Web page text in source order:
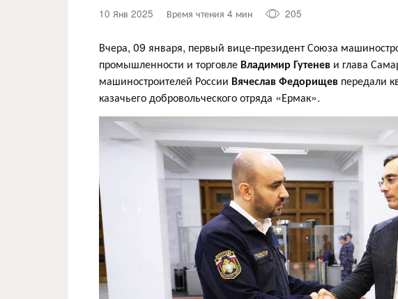
10 Янв 2025 Время чтения 4 мин 205
Вчера, 09 января, первый вице-президент Союза
промышленности и торговле Владимир Гутенев и глава
машиностроителей России Вячеслав Федорищев передали
казачьего добровольческого отряда «Ермак».